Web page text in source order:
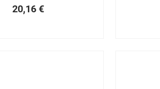
20,16 €